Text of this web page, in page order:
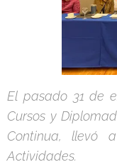
El pasado 31 de
Cursos y
Continua, llevó
Actividades.